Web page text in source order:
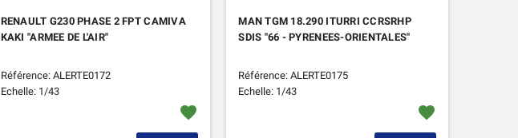
RENAULT G230 PHASE 2 FPT CAMIVA
KAKI "ARMEE DE L'AIR"
Référence: ALERTE0172
Echelle: 1/43
favorite
MAN TGM 18.290 ITURRI CCRSRHP
SDIS "66 - PYRENEES-ORIENTALES"
Référence: ALERTE0175
Echelle: 1/43
favorite